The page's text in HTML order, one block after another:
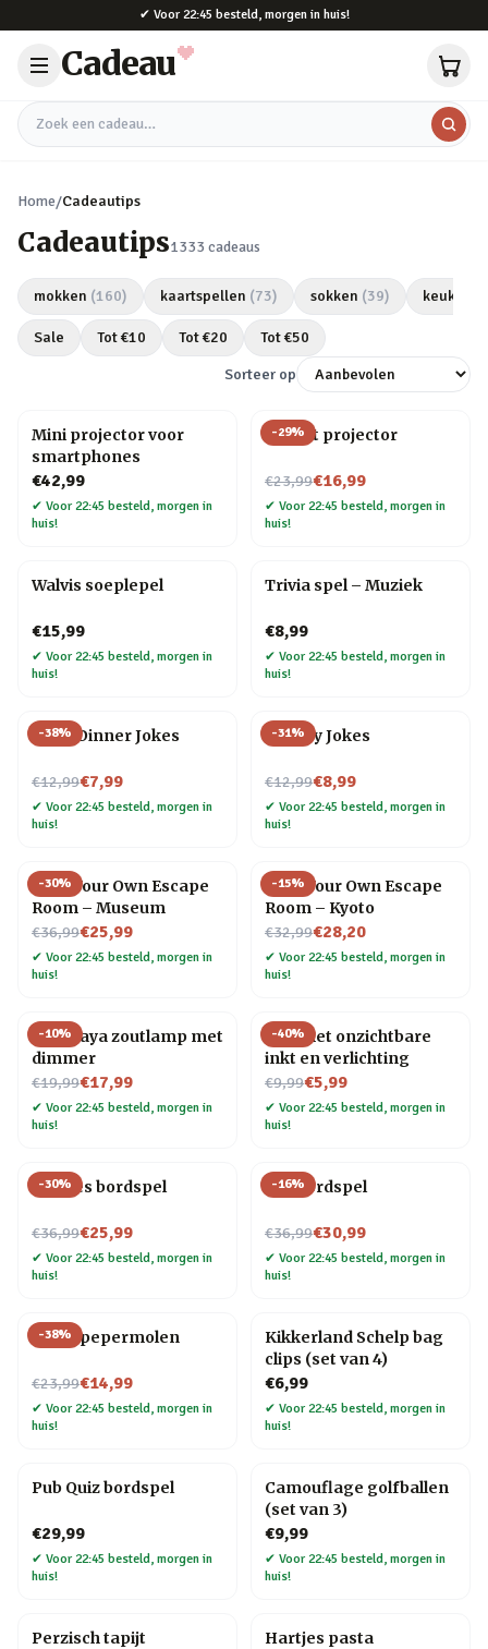
✔ Voor 22:45 besteld, morgen in huis!
Cadeau
Zoek een cadeau
Home/Cadeautips
Cadeautips1333 cadeaus
mokken (160) kaartspellen (73) sokken (39)
Sale Tot €10 Tot €20 Tot €50
Sorteer op
Mini projector voor
smartphones
€42,99
✔ Voor 22:45 besteld, morgen in
huis!
-29%
Olifant projector
€23,99
Nu voor€16,99
✔ Voor 22:45 besteld, morgen in
huis!
Walvis soeplepel
€15,99
✔ Voor 22:45 besteld, morgen in
huis!
Trivia spel – Muziek
€8,99
✔ Voor 22:45 besteld, morgen in
huis!
-38%
After Dinner Jokes
€12,99
Nu voor€7,99
✔ Voor 22:45 besteld, morgen in
huis!
-31%
Cheesy Jokes
€12,99
Nu voor€8,99
✔ Voor 22:45 besteld, morgen in
huis!
-30%
Host Your Own Escape
Room – Museum
€36,99
Nu voor€25,99
✔ Voor 22:45 besteld, morgen in
huis!
-15%
Host Your Own Escape
Room – Kyoto
€32,99
Nu voor€28,20
✔ Voor 22:45 besteld, morgen in
huis!
-10%
Himalaya zoutlamp met
dimmer
€19,99
Nu voor€17,99
✔ Voor 22:45 besteld, morgen in
huis!
-40%
Pen met onzichtbare
inkt en verlichting
€9,99
Nu voor€5,99
✔ Voor 22:45 besteld, morgen in
huis!
-30%
Foodies bordspel
€36,99
Nu voor€25,99
✔ Voor 22:45 besteld, morgen in
huis!
-16%
Gin bordspel
€36,99
Nu voor€30,99
✔ Voor 22:45 besteld, morgen in
huis!
-38%
Vogel pepermolen
€23,99
Nu voor€14,99
✔ Voor 22:45 besteld, morgen in
huis!
Kikkerland Schelp bag
clips (set van 4)
€6,99
✔ Voor 22:45 besteld, morgen in
huis!
Pub Quiz bordspel
€29,99
✔ Voor 22:45 besteld, morgen in
huis!
Camouflage golfballen
(set van 3)
€9,99
✔ Voor 22:45 besteld, morgen in
huis!
Perzisch tapijt
Hartjes pasta